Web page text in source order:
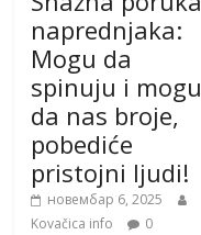
naprednjaka:
Mogu da
spinuju i mogu
da nas broje,
pobediće
pristojni ljudi!
новембар 6, 2025
Kovačica info
0